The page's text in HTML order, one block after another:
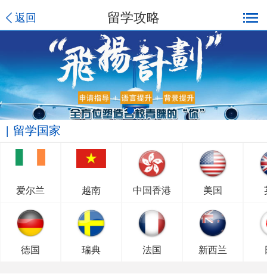
返回 留学攻略
留学国家
爱尔兰 越南 中国香港 美国
德国 瑞典 法国 新西兰